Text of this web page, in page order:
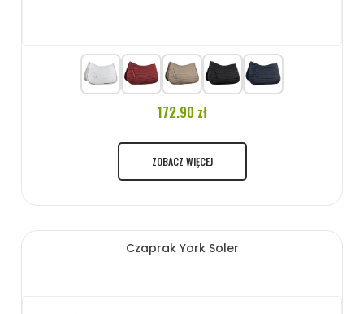
172.90 zł
ZOBACZ WIĘCEJ
Czaprak York Soler